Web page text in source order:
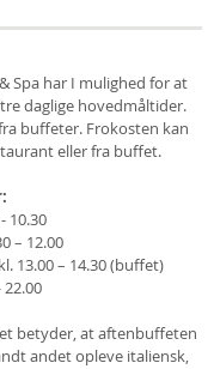
Spa har I mulighed for at
daglige hovedmåltider.
buffeter. Frokosten kan
eller fra buffet.
10.30
– 12.00
13.00 – 14.30 (buffet)
betyder, at aftenbuffeten
andet opleve italiensk,